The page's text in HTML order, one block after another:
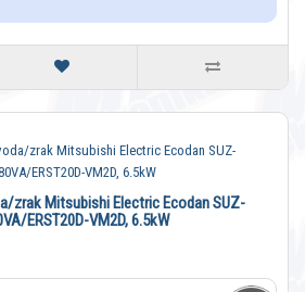
zrak Mitsubishi Electric Ecodan SUZ-
ERST20D-VM2D, 6.5kW